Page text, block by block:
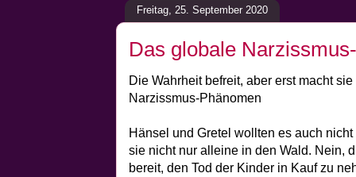
Freitag, 25. September 2020
Das globale
Die Wahrheit befreit, aber erst macht
Narzissmus-Phänomen
Hänsel und Gretel wollten es auch
sie nicht nur alleine in den Wald. Nein,
bereit, den Tod der Kinder in Kauf zu